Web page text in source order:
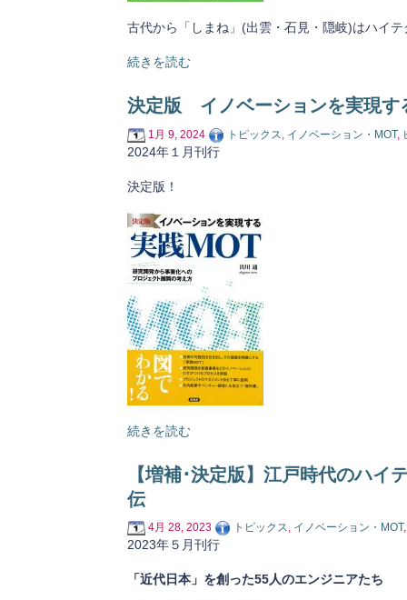
古代から「しまね」(出雲・石見・隠岐)はハイ
続きを読む
決定版 イノベーションを実現す
1月 9, 2024 トピックス イノベーション・MOT,
2024年１月刊行
決定版！
続きを読む
【増補･決定版】江戸時代のハイ
伝
4月 28, 2023 トピックス, イノベーション・MOT
2023年５月刊行
「近代日本」を創った55人のエンジニアたち